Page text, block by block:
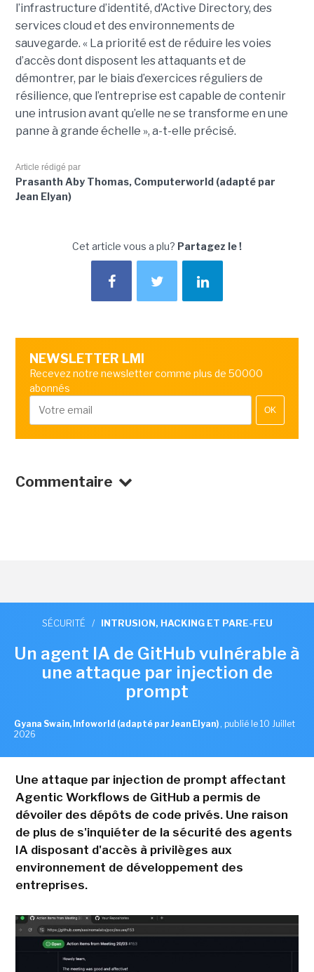
l’infrastructure d’identité, d’Active Directory, des
services cloud et des environnements de
sauvegarde. « La priorité est de réduire les voies
d’accès dont disposent les attaquants et de
démontrer, par le biais d’exercices réguliers de
résilience, que l’entreprise est capable de contenir
une intrusion avant qu’elle ne se transforme en une
panne à grande échelle », a-t-elle précisé.
Article rédigé par
Prasanth Aby Thomas, Computerworld (adapté par
Jean Elyan)
Cet article vous a plu? Partagez le !
NEWSLETTER LMI
Recevez notre newsletter comme plus de 50000
abonnés
OK
Commentaire
SÉCURITÉ / INTRUSION, HACKING ET PARE-FEU
Un agent IA de GitHub vulnérable à
une attaque par injection de
prompt
Gyana Swain, Infoworld (adapté par Jean Elyan) , publié le 10 Juillet
2026
Une attaque par injection de prompt affectant
Agentic Workflows de GitHub a permis de
dévoiler des dépôts de code privés. Une raison
de plus de s'inquiéter de la sécurité des agents
IA disposant d'accès à privilèges aux
environnement de développement des
entreprises.